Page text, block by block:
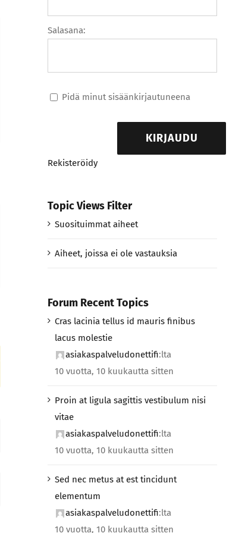
Salasana:
Pidä minut sisäänkirjautuneena
KIRJAUDU
Rekisteröidy
Topic Views Filter
Suosituimmat aiheet
Aiheet, joissa ei ole vastauksia
Forum Recent Topics
Cras lacinia tellus id mauris finibus
lacus molestie
asiakaspalveludonettifi:lta
10 vuotta, 10 kuukautta sitten
Proin at ligula sagittis vestibulum nisi
vitae
asiakaspalveludonettifi:lta
10 vuotta, 10 kuukautta sitten
Sed nec metus at est tincidunt
elementum
asiakaspalveludonettifi:lta
10 vuotta, 10 kuukautta sitten